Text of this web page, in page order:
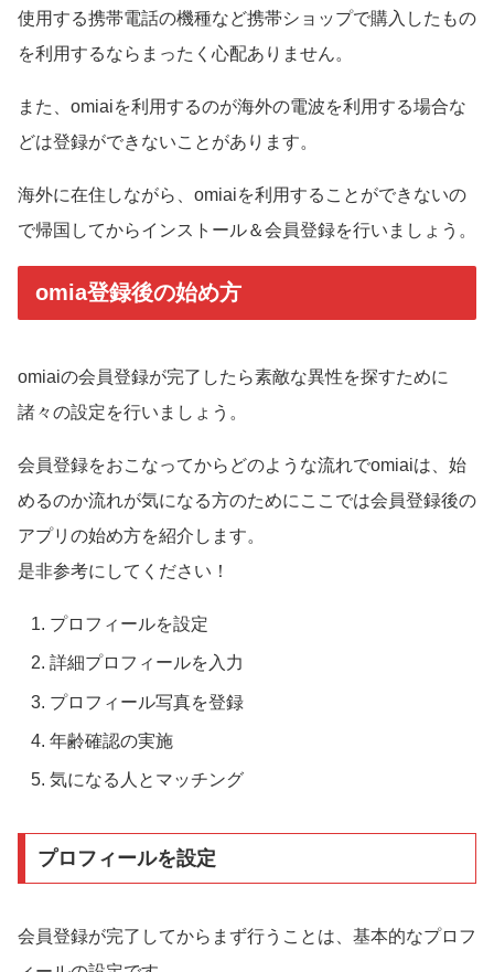
使用する携帯電話の機種など携帯ショップで購入したもの
を利用するならまったく心配ありません。
また、omiaiを利用するのが海外の電波を利用する場合な
どは登録ができないことがあります。
海外に在住しながら、omiaiを利用することができないの
で帰国してからインストール＆会員登録を行いましょう。
omia登録後の始め方
omiaiの会員登録が完了したら素敵な異性を探すために
諸々の設定を行いましょう。
会員登録をおこなってからどのような流れでomiaiは、始
めるのか流れが気になる方のためにここでは会員登録後の
アプリの始め方を紹介します。
是非参考にしてください！
プロフィールを設定
詳細プロフィールを入力
プロフィール写真を登録
年齢確認の実施
気になる人とマッチング
プロフィールを設定
会員登録が完了してからまず行うことは、基本的なプロフ